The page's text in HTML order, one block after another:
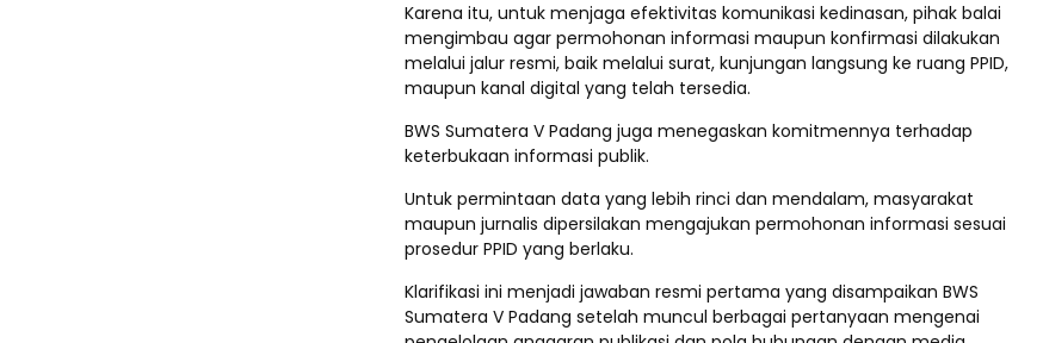
Karena itu, untuk menjaga efektivitas komunikasi kedinasan, pihak balai
mengimbau agar permohonan informasi maupun konfirmasi dilakukan
melalui jalur resmi, baik melalui surat, kunjungan langsung ke ruang PPID,
maupun kanal digital yang telah tersedia.
BWS Sumatera V Padang juga menegaskan komitmennya terhadap
keterbukaan informasi publik.
Untuk permintaan data yang lebih rinci dan mendalam, masyarakat
maupun jurnalis dipersilakan mengajukan permohonan informasi sesuai
prosedur PPID yang berlaku.
Klarifikasi ini menjadi jawaban resmi pertama yang disampaikan BWS
Sumatera V Padang setelah muncul berbagai pertanyaan mengenai